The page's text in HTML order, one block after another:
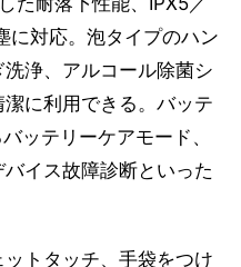
に対応。泡タイプのハン
浄、アルコール除菌シ
に利用できる。バッテ
ッテリーケアモード、
イス故障診断といった
トタッチ、手袋をつけ